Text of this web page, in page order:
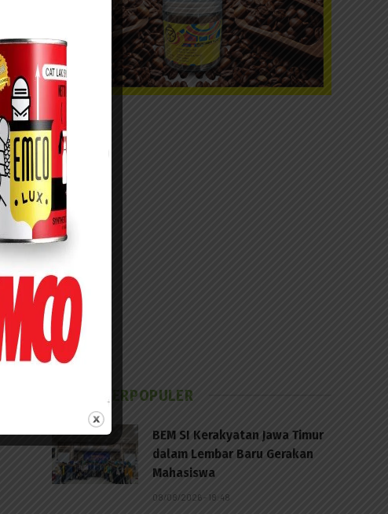
BERITA TERPOPULER
BEM SI Kerakyatan Jawa Timur
dalam Lembar Baru Gerakan
Mahasiswa
08/08/2026 - 18:48